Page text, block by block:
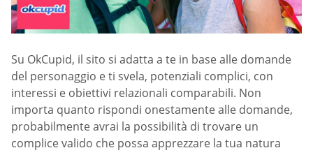
Su OkCupid, il sito si adatta a te in base alle domande
del personaggio e ti svela, potenziali complici, con
interessi e obiettivi relazionali comparabili. Non
importa quanto rispondi onestamente alle domande,
probabilmente avrai la possibilità di trovare un
complice valido che possa apprezzare la tua natura